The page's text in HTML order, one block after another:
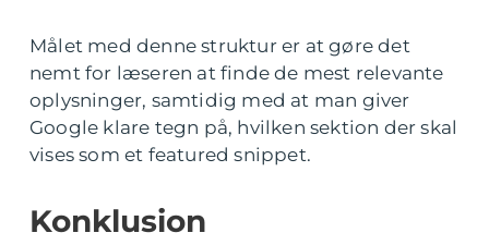
Målet med denne struktur er at gøre det
nemt for læseren at finde de mest relevante
oplysninger, samtidig med at man giver
Google klare tegn på, hvilken sektion der skal
vises som et featured snippet.
Konklusion